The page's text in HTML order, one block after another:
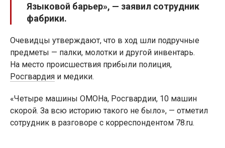
Языковой барьер», — заявил сотрудник
фабрики.
Очевидцы утверждают, что в ход шли подручные
предметы — палки, молотки и другой инвентарь.
На место происшествия прибыли полиция,
Росгвардия и медики.
«Четыре машины ОМОНа, Росгвардии, 10 машин
скорой. За всю историю такого не было», — отметил
сотрудник в разговоре с корреспондентом 78.ru.